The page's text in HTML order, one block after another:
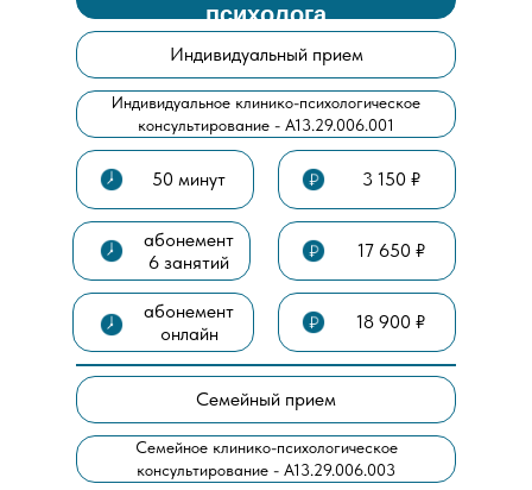
психолога
Индивидуальный прием
3 150 ₽
Индивидуальное клинико-психологическое
консультирование - А13.29.006.001
50 минут
17 650 ₽
абонемент
6 занятий
18 900 ₽
абонемент
онлайн
Семейный прием
Семейное клинико-психологическое
консультирование - А13.29.006.003